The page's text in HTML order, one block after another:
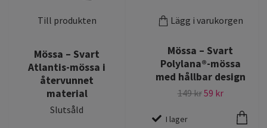
Till produkten
Mössa – Svart
Atlantis-mössa i
återvunnet
material
Slutsåld
Lägg i varukorgen
Mössa – Svart
Polylana®-mössa
med hållbar design
149 kr59 kr
I lager